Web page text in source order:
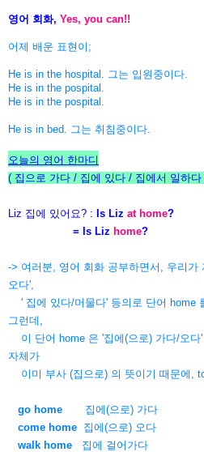
영어 회화, Yes, you can!!
어제 배운 표현이;
He is in the hospital. 그는 입원중이다.
He is in the pospital.
He is in the pospital.
He is in bed. 그는 취침중이다.
오늘의 영어 한마디
( 집으로 가다 / 집에 있다 / 집에서 일하다
Liz 집에 있어요? : Is Liz at home?
= Is Liz home?
-> 여러분, 영어 회화 공부하면서, 우리가
오다',
' 집에 있다/머물다' 등의로 단어 home
그런데,
이 단어 home 은 '집에(으로) 가다/오다
자체가
이미 부사 (집으로) 의 뜻이기 때문에,
go home 집에(으로) 가다
come home 집에(으로) 오다
walk home 집에 걸어가다